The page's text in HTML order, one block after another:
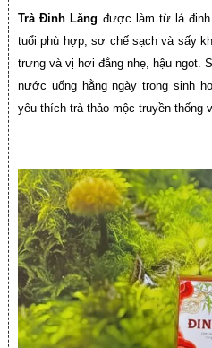
Trà Đinh Lăng được làm từ lá
tuổi phù hợp, sơ chế sạch và sấy
trưng và vị hơi đắng nhẹ, hậu ngọt.
nước uống hằng ngày trong sinh
yêu thích trà thảo mộc truyền thống